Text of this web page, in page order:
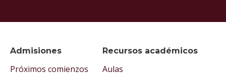
Admisiones
Próximos comienzos
Recursos académicos
Aulas